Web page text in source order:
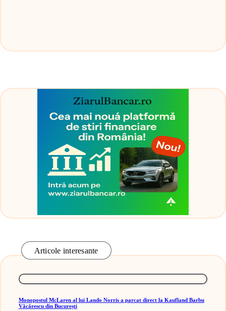
Articole interesante
Monopostul McLaren al lui Lando Norris a parcat direct la Kaufland Barbu
Văcărescu din București